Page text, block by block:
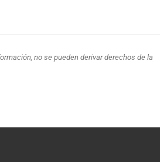
no se pueden derivar derechos de la